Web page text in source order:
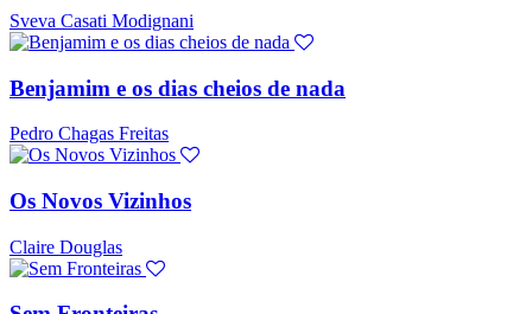
Sveva Casati Modignani
Benjamim e os dias cheios de nada
Pedro Chagas Freitas
Os Novos Vizinhos
Claire Douglas